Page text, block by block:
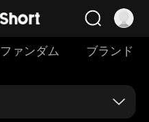
ファンダム ブランド